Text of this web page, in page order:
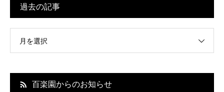
過去の記事
月を選択
百楽園からのお知らせ